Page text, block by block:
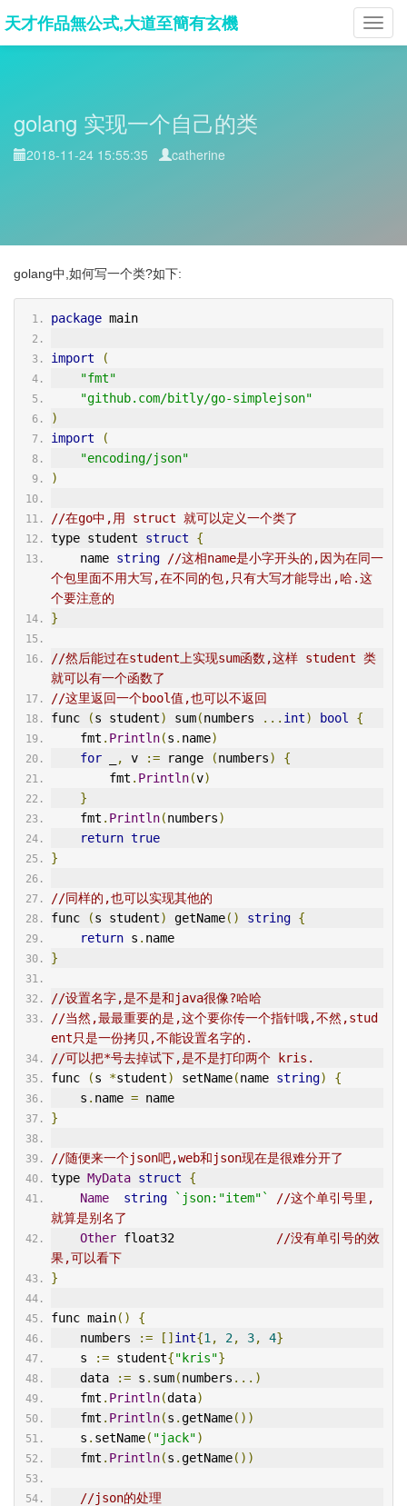
天才作品無公式,大道至簡有玄機
golang 实现一个自己的类
2018-11-24 15:55:35 catherine
golang中,如何写一个类?如下:
package main
import
(
"fmt"
"github.com/bitly/go-simplejson"
)
import
(
"encoding/json"
)
//在go中,用 struct 就可以定义一个类了
type student struct
{
    name
string
//这相name是小字开头的,因为在同一
个包里面不用大写,在不同的包,只有大写才能导出,哈.这
个要注意的
}
//然后能过在student上实现sum函数,这样 student 类
就可以有一个函数了
//这里返回一个bool值,也可以不返回
func
(s student) sum(numbers ... int) bool
{
    fmt
. Println(s . name)
for _ , v := range (numbers)
{
        fmt
. Println(v)
}
    fmt
. Println(numbers)
return true
}
//同样的,也可以实现其他的
func
(s student) getName() string {
return s . name
}
//设置名字,是不是和java很像?哈哈
//当然,最最重要的是,这个要你传一个指针哦,不然,stud
ent只是一份拷贝,不能设置名字的.
//可以把*号去掉试下,是不是打印两个 kris.
func
(s *student) setName(name string)
{
    s
. name = name
}
//随便来一个json吧,web和json现在是很难分开了
type MyData struct
{
Name
string `json:"item"`
//这个单引号里,
就算是别名了
Other float32
//没有单引号的效
果,可以看下
}
func main()
{
    numbers
:= [] int{1 , 2, 3, 4}
    s
:= student{"kris"}
    data
:= s . sum(numbers ...)
    fmt
. Println(data)
    fmt
. Println(s .getName())
    s
. setName( "jack")
    fmt
. Println(s .getName())
//json的处理